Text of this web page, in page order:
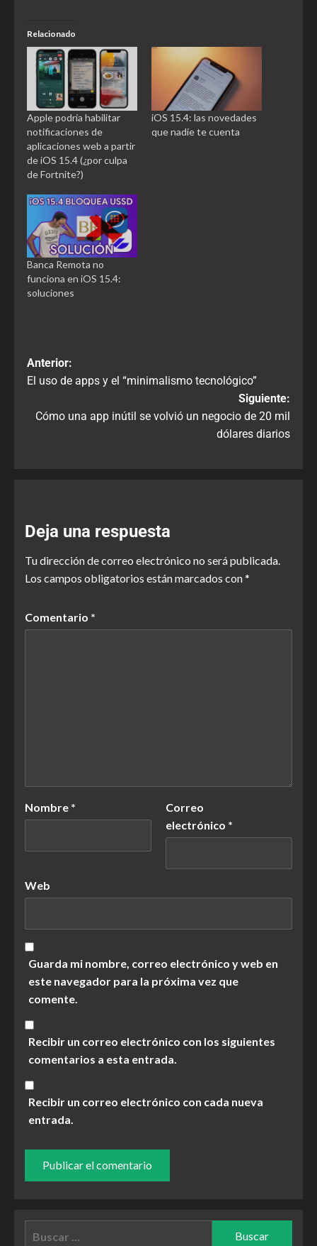
Relacionado
Apple podría habilitar
notificaciones de
aplicaciones web a partir
de iOS 15.4 (¿por culpa
de Fortnite?)
iOS 15.4: las novedades
que nadie te cuenta
Banca Remota no
funciona en iOS 15.4:
soluciones
Anterior:
El uso de apps y el “minimalismo tecnológico”
Siguiente:
Cómo una app inútil se volvió un negocio de 20 mil
dólares diarios
Deja una respuesta
Tu dirección de correo electrónico no será publicada.
Los campos obligatorios están marcados con*
Comentario *
Nombre *
Correo
electrónico *
Web
Guarda mi nombre, correo electrónico y web en
este navegador para la próxima vez que
comente.
Recibir un correo electrónico con los siguientes
comentarios a esta entrada.
Recibir un correo electrónico con cada nueva
entrada.